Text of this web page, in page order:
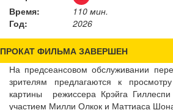
Время:
110 мин.
Год:
2026
ПРОКАТ ФИЛЬМА ЗАВЕРШЕН
На предсеансовом обслуживании
зрителям предлагаются к
картины режиссера Крэйга
участием Милли Олкок и Маттиаса